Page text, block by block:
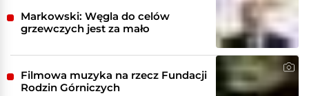
Markowski: Węgla do celów
grzewczych jest za mało
Filmowa muzyka na rzecz Fundacji
Rodzin Górniczych